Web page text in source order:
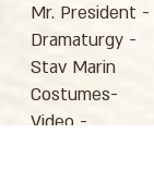
Mr. President
Dramaturgy -
Stav Marin
Costumes-
Video -